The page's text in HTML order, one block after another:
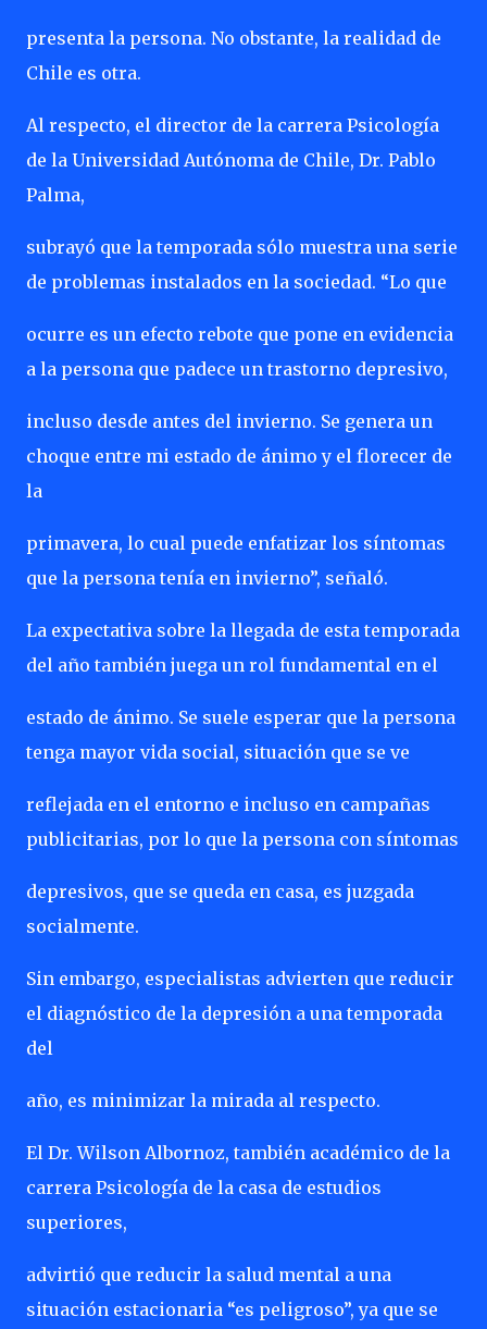
presenta la persona. No obstante, la realidad de
Chile es otra.
Al respecto, el director de la carrera Psicología
de la Universidad Autónoma de Chile, Dr. Pablo
Palma,
subrayó que la temporada sólo muestra una serie
de problemas instalados en la sociedad. “Lo que
ocurre es un efecto rebote que pone en evidencia
a la persona que padece un trastorno depresivo,
incluso desde antes del invierno. Se genera un
choque entre mi estado de ánimo y el florecer de
la
primavera, lo cual puede enfatizar los síntomas
que la persona tenía en invierno”, señaló.
La expectativa sobre la llegada de esta temporada
del año también juega un rol fundamental en el
estado de ánimo. Se suele esperar que la persona
tenga mayor vida social, situación que se ve
reflejada en el entorno e incluso en campañas
publicitarias, por lo que la persona con síntomas
depresivos, que se queda en casa, es juzgada
socialmente.
Sin embargo, especialistas advierten que reducir
el diagnóstico de la depresión a una temporada
del
año, es minimizar la mirada al respecto.
El Dr. Wilson Albornoz, también académico de la
carrera Psicología de la casa de estudios
superiores,
advirtió que reducir la salud mental a una
situación estacionaria “es peligroso”, ya que se